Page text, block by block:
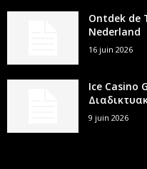
Ontdek de
Nederland
16 juin 2026
Ice Casino
9 juin 2026